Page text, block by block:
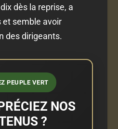
dès la reprise, a
et semble avoir
des dirigeants.
PEUPLE VERT
NOS
?